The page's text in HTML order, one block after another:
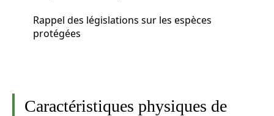
Rappel des législations sur les espèces
protégées
Caractéristiques physiques de